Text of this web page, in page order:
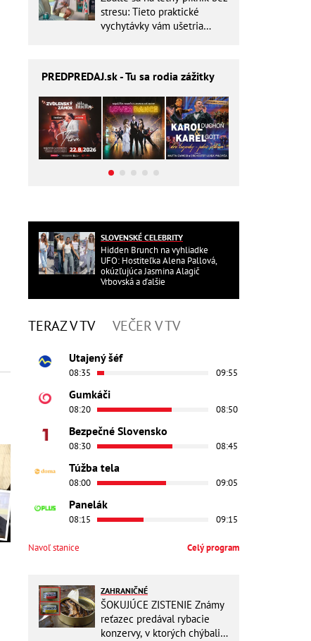
stresu: Tieto praktické
vychytávky vám ušetria
PREDPREDAJ.sk - Tu sa rodia zážitky
SLOVENSKÉ CELEBRITY
Hidden Brunch na vyhliadke
UFO: Hostiteľka Alena Pallová,
okúzľujúca Jasmina Alagič
Vrbovská a ďalšie
TERAZ V TV VEČER V TV
Utajený šéf
08:35 09:55
Gumkáči
08:20 08:50
Bezpečné Slovensko
08:30 08:45
Túžba tela
08:00 09:05
Panelák
08:15 09:15
Navoľ stanice Celý program
ZAHRANIČNÉ
ŠOKUJÚCE ZISTENIE Známy
reťazec predával rybacie
konzervy, v ktorých chýbali